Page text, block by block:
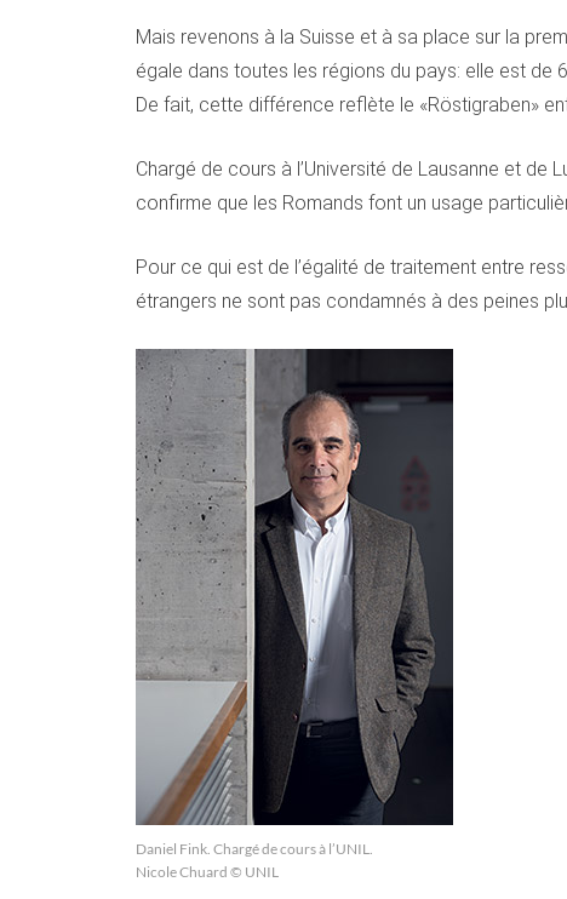
Mais revenons à la Suisse et à sa place sur la
égale dans toutes les régions du pays: elle est de
De fait, cette différence reflète le «Röstigraben»
Chargé de cours à l’Université de Lausanne et de
confirme que les Romands font un usage
Pour ce qui est de l’égalité de traitement entre
étrangers ne sont pas condamnés à des peines
Daniel Fink. Chargé de cours à l’UNIL.
Nicole Chuard © UNIL